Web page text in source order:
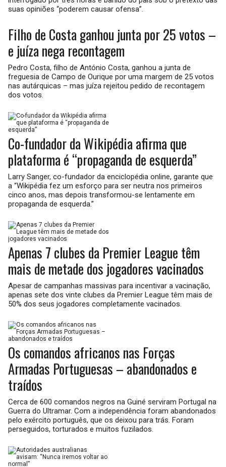
suas opiniões “poderem causar ofensa”.
Filho de Costa ganhou junta por 25 votos –
e juíza nega recontagem
Pedro Costa, filho de António Costa, ganhou a junta de
freguesia de Campo de Ourique por uma margem de 25 votos
nas autárquicas – mas juíza rejeitou pedido de recontagem
dos votos.
Co-fundador da Wikipédia afirma que
plataforma é “propaganda de esquerda”
Larry Sanger, co-fundador da enciclopédia online, garante que
a “Wikipédia fez um esforço para ser neutra nos primeiros
cinco anos, mas depois transformou-se lentamente em
propaganda de esquerda.”
Apenas 7 clubes da Premier League têm
mais de metade dos jogadores vacinados
Apesar de campanhas massivas para incentivar a vacinação,
apenas sete dos vinte clubes da Premier League têm mais de
50% dos seus jogadores completamente vacinados.
Os comandos africanos nas Forças
Armadas Portuguesas – abandonados e
traídos
Cerca de 600 comandos negros na Guiné serviram Portugal na
Guerra do Ultramar. Com a independência foram abandonados
pelo exército português, que os deixou para trás. Foram
perseguidos, torturados e muitos fuzilados.